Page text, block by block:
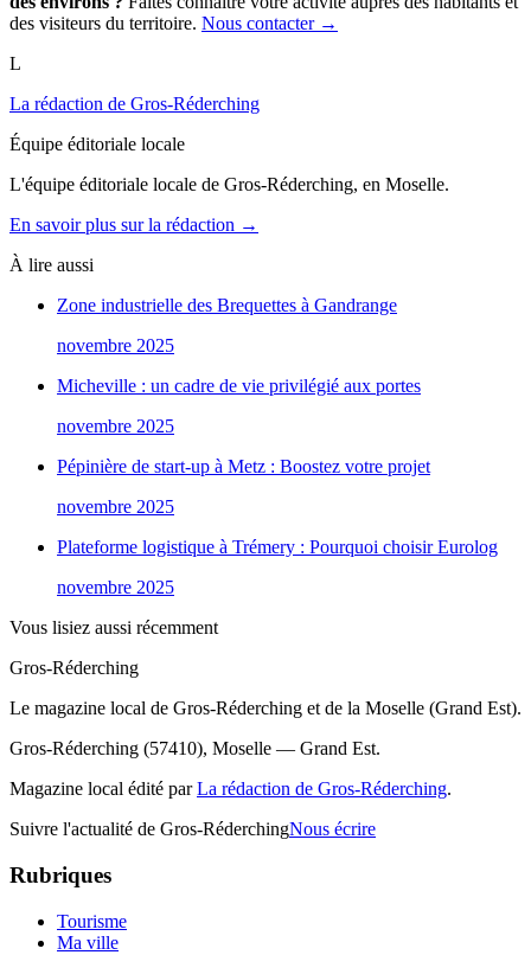
des visiteurs du territoire. Nous contacter →
L
La rédaction de Gros-Réderching
Équipe éditoriale locale
L'équipe éditoriale locale de Gros-Réderching, en Moselle.
En savoir plus sur la rédaction →
À lire aussi
Zone industrielle des Brequettes à Gandrange
novembre 2025
Micheville : un cadre de vie privilégié aux portes
novembre 2025
Pépinière de start-up à Metz : Boostez votre projet
novembre 2025
Plateforme logistique à Trémery : Pourquoi choisir Eurolog
novembre 2025
Vous lisiez aussi récemment
Gros-Réderching
Le magazine local de Gros-Réderching et de la Moselle (Grand Est).
Gros-Réderching (57410), Moselle — Grand Est.
Magazine local édité parLa rédaction de Gros-Réderching.
Suivre l'actualité de Gros-RéderchingNous écrire
Rubriques
Tourisme
Ma ville